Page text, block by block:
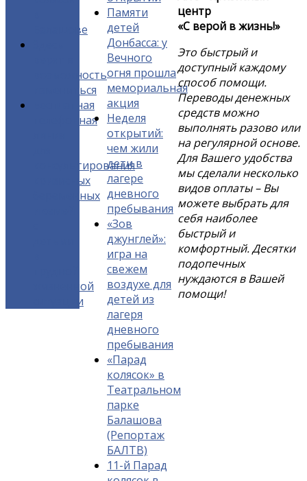
Балашове
возможность
измениться
Бесплатная
телефонная
консультирования
кризисных
беременных
жизненной
ситуации
Памяти
детей
Донбасса: у
Вечного
огня прошла
мемориальная
акция
Неделя
открытий:
чем жили
дети в
лагере
дневного
пребывания
«Зов
джунглей»:
игра на
свежем
воздухе для
детей из
лагеря
дневного
пребывания
«Парад
колясок» в
Театральном
парке
Балашова
(Репортаж
БАЛТВ)
11-й Парад
центр
«С верой в жизнь!»
Это быстрый и
доступный каждому
способ помощи.
Переводы денежных
средств можно
выполнять разово или
на регулярной основе.
Для Вашего удобства
мы сделали несколько
видов оплаты – Вы
можете выбрать для
себя наиболее
быстрый и
комфортный. Десятки
подопечных
нуждаются в Вашей
помощи!